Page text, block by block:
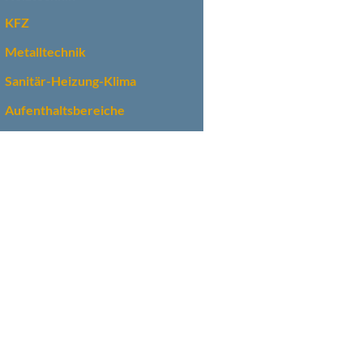
KFZ
Metalltechnik
Sanitär-Heizung-Klima
Aufenthaltsbereiche